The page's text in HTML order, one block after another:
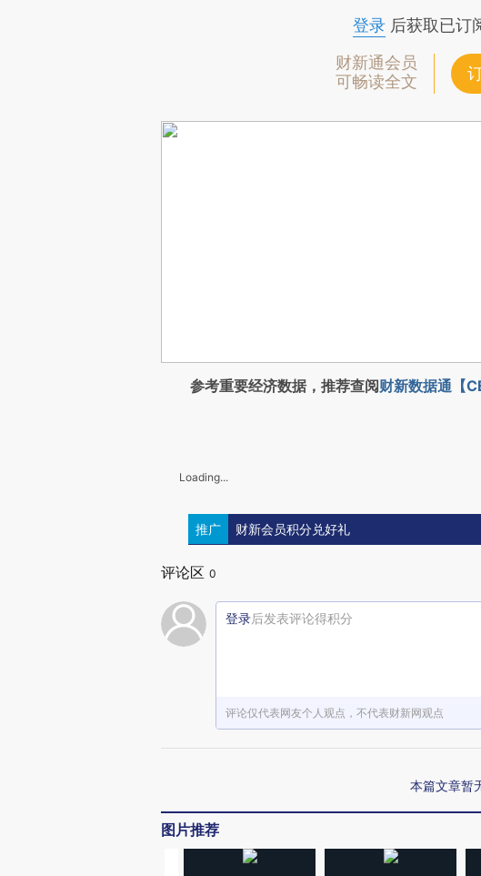
登录后获取已订
财新通会员
可畅读全文
参考重要经济数据，推荐查阅财新数据通【
Loading...
推广 财新会员积分兑好礼
评论区 0
登录后发表评论得积分
评论仅代表网友个人观点，不代表财新网观点
本篇文章暂
图片推荐